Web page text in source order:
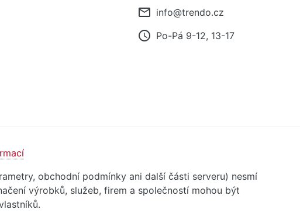
mail_outline info@trendo.cz
access_time Po-Pá 9-12, 13-17
obchodní podmínky ani další části serveru) nesmí
výrobků, služeb, firem a společností mohou být